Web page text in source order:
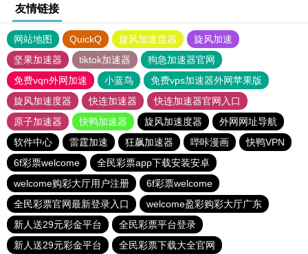
友情链接
网站地图 QuickQ 旋风加速度器
旋风加速
坚果加速器
tiktok加速器
狗急加速器官网
免费vqn外网加速
小蓝鸟
免费vps加速器外网苹果版
旋风加速度器
快连加速器
快连加速器官网入口
原子加速器
快鸭加速器 旋风加速度器
外网网址导航
软件中心
雷霆加速 狂飙加速器 哔咔漫画
快鸭VPN
6f彩票welcome
全民彩票app下载安装安卓
welcome购彩大厅用户注册
6f彩票welcome
全民彩票官网最新登录入口
welcome盈彩购彩大厅广东
新人送29元彩金平台
全民彩票平台登录
新人送29元彩金平台
全民彩票下载大全官网